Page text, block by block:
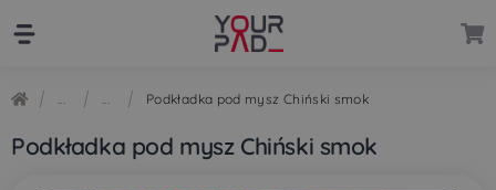
Przejdź
nawigacji
Przejdź
treści
Podkładka pod mysz Chiński smok
Podkładka pod mysz Chiński smok